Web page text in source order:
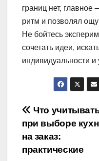
границ нет,
ритм и позволял
Не бойтесь
сочетать идеи,
индивидуальности и
по
записям
Что
при выборе
на заказ:
практические